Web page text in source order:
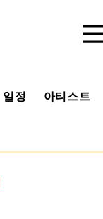
일정 아티스트